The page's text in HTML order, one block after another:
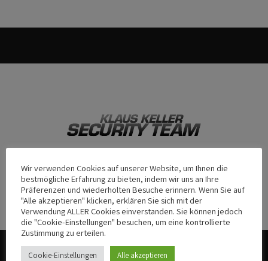
KONTAKT INFO
Wir verwenden Cookies auf unserer Website, um Ihnen die
bestmögliche Erfahrung zu bieten, indem wir uns an Ihre
Präferenzen und wiederholten Besuche erinnern. Wenn Sie auf
"Alle akzeptieren" klicken, erklären Sie sich mit der
Verwendung ALLER Cookies einverstanden. Sie können jedoch
die "Cookie-Einstellungen" besuchen, um eine kontrollierte
Zustimmung zu erteilen.
Cookie-Einstellungen Alle akzeptieren